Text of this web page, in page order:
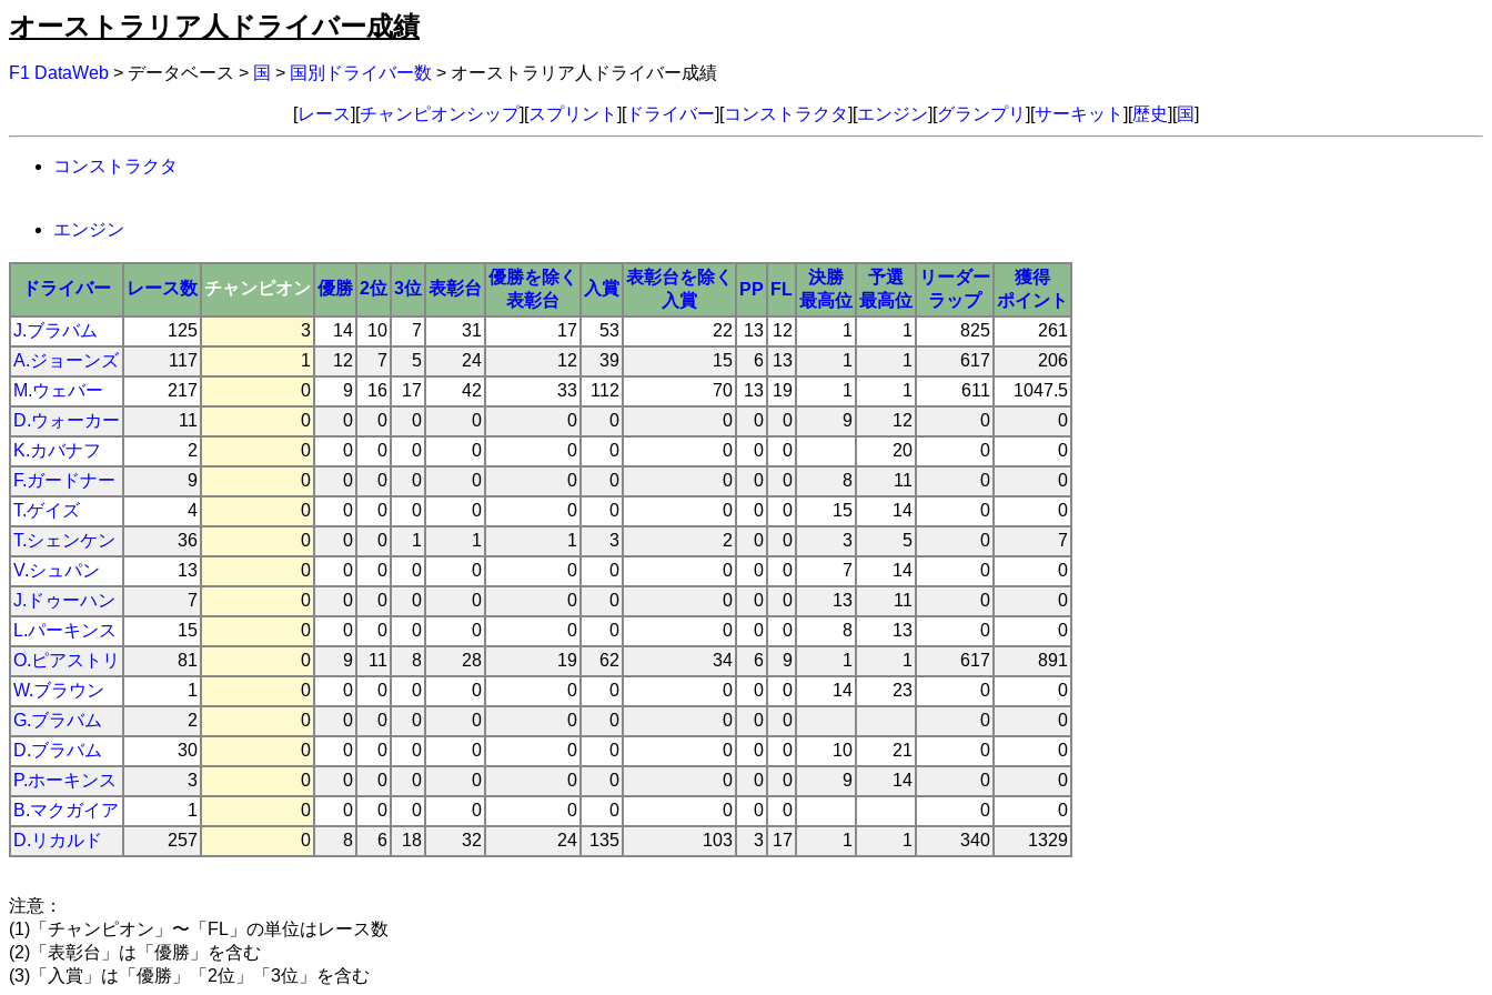
オーストラリア人ドライバー成績
F1 DataWeb > データベース > 国 > 国別ドライバー数 > オーストラリア人ドライバー成績
[レース][チャンピオンシップ][スプリント ][ドライバー][コンストラクタ][エンジン][グランプリ ][サーキット ][歴史][国]
コンストラクタ
エンジン
ドライバー レース数 チャンピオン 優勝 2位 3位 表彰台
優勝を除く
表彰台
入賞
表彰台を除く
入賞
PP FL
決勝
最高位
予選
最高位
リーダー
ラップ
獲得
ポイント
J.ブラバム
125 3 14 10 7 31 17 53 22 13 12 1 1 825
261
A.ジョーンズ
117 1 12 7 5 24 12 39 15 6 13 1 1 617
206
M.ウェバー
217 0 9 16 17 42 33 112 70 13 19 1 1 611
1047.5
D.ウォーカー
11 0 0 0 0 0 0 0 0 0 0 9 12 0
0
K.カバナフ
2 0 0 0 0 0 0 0 0 0 0 20 0
0
F.ガードナー
9 0 0 0 0 0 0 0 0 0 0 8 11 0
0
T.ゲイズ
4 0 0 0 0 0 0 0 0 0 0 15 14 0
0
T.シェンケン
36 0 0 0 1 1 1 3 2 0 0 3 5 0
7
V.シュパン
13 0 0 0 0 0 0 0 0 0 0 7 14 0
0
J.ドゥーハン
7 0 0 0 0 0 0 0 0 0 0 13 11 0
0
L.パーキンス
15 0 0 0 0 0 0 0 0 0 0 8 13 0
0
O.ピアストリ
81 0 9 11 8 28 19 62 34 6 9 1 1 617
891
W.ブラウン
1 0 0 0 0 0 0 0 0 0 0 14 23 0
0
G.ブラバム
2 0 0 0 0 0 0 0 0 0 0 0
0
D.ブラバム
30 0 0 0 0 0 0 0 0 0 0 10 21 0
0
P.ホーキンス
3 0 0 0 0 0 0 0 0 0 0 9 14 0
0
B.マクガイア
1 0 0 0 0 0 0 0 0 0 0 0
0
D.リカルド
257 0 8 6 18 32 24 135 103 3 17 1 1 340 1329
注意：
(1)「チャンピオン」〜「FL」の単位はレース数
(2)「表彰台」は「優勝」を含む
(3)「入賞」は「優勝」「2位」「3位」を含む